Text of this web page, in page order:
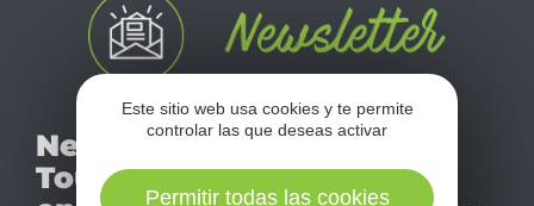
Newsletter
Tourismo
No se pierda nuestro
Este sitio web usa cookies y te permite
controlar las que deseas activar
Permitir todas las cookies